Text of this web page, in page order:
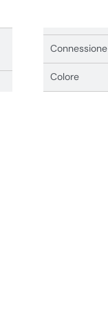
Connessione
Colore